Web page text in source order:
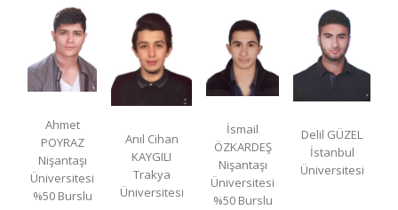
Ahmet
POYRAZ
Nişantaşı
Üniversitesi
%50 Burslu
Anıl Cihan
KAYGILI
Trakya
Üniversitesi
İsmail
ÖZKARDEŞ
Nişantaşı
Üniversitesi
%50 Burslu
Delil GÜZEL
İstanbul
Üniversitesi